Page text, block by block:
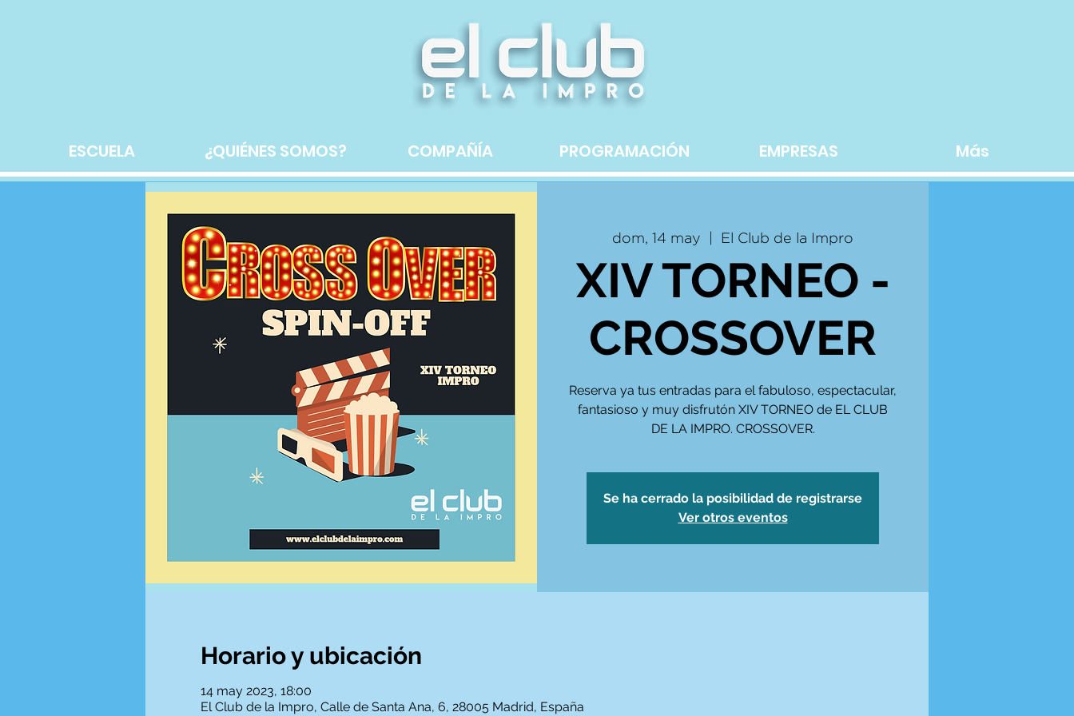
ESCUELA ¿QUIÉNES SOMOS? COMPAÑÍA PROGRAMACIÓN EMPRESAS Más
dom, 14 may El Club de la Impro
XIV TORNEO -
CROSSOVER
Reserva ya tus entradas para el fabuloso, espectacular,
fantasioso y muy disfrutón XIV TORNEO de EL CLUB
DE LA IMPRO. CROSSOVER.
Se ha cerrado la posibilidad de registrarse
Ver otros eventos
Horario y ubicación
14 may 2023, 18:00
El Club de la Impro, Calle de Santa Ana, 6, 28005 Madrid, España